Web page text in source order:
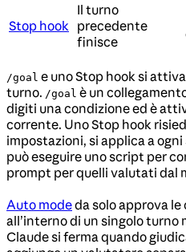
Stop hook
Il turno
precedente
finisce
/goal e uno Stop hook si
turno. /goal è un
digiti una condizione ed è
corrente. Uno Stop hook
impostazioni, si applica a
può eseguire uno script per
prompt per quelli valutati dal
Auto modeda solo approva
all’interno di un singolo turno
Claude si ferma quando